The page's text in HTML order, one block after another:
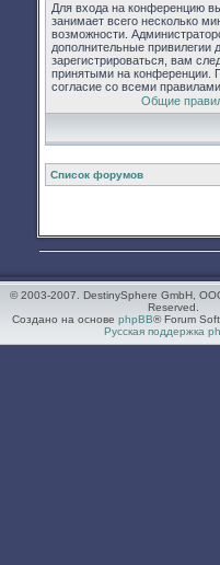
Для входа на конференцию
занимает всего несколько
возможности.
дополнительные привилегии
зарегистрироваться, вам
принятыми на конференции.
согласие со всеми правилами.
Общие
Список форумов
© 2003-2007. DestinySphere GmbH,
Reserved.
Создано на основе phpBB® Forum
Русская поддержка